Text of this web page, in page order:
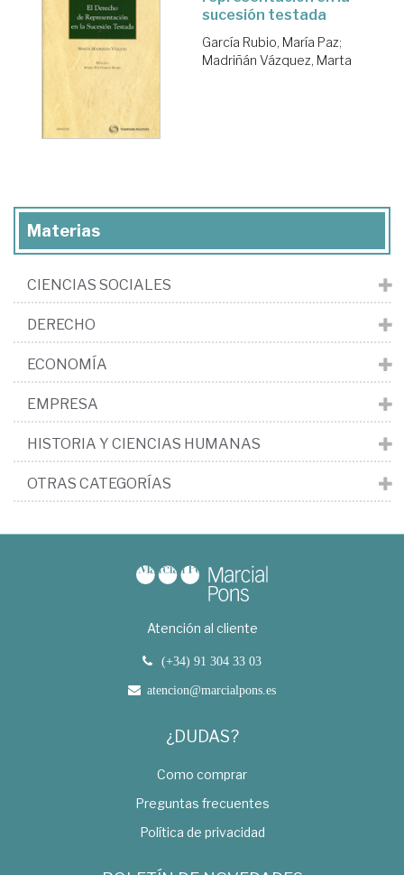
sucesión testada
García Rubio, María Paz;
Madriñán Vázquez, Marta
Materias
CIENCIAS SOCIALES
DERECHO
ECONOMÍA
EMPRESA
HISTORIA Y CIENCIAS HUMANAS
OTRAS CATEGORÍAS
Atención al cliente
(+34) 91 304 33 03
atencion@marcialpons.es
¿DUDAS?
Como comprar
Preguntas frecuentes
Política de privacidad